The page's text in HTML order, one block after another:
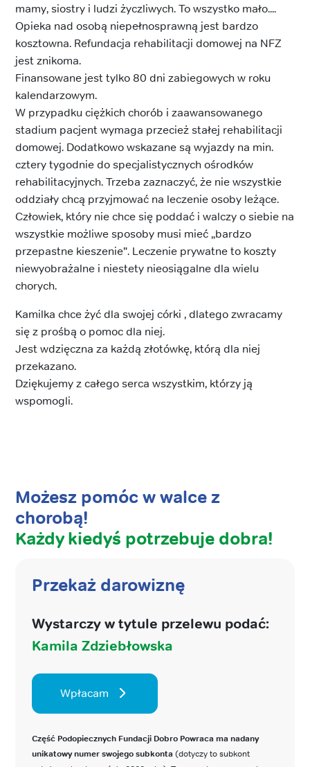
mamy, siostry i ludzi życzliwych. To wszystko mało....
Opieka nad osobą niepełnosprawną jest bardzo
kosztowna. Refundacja rehabilitacji domowej na NFZ
jest znikoma.
Finansowane jest tylko 80 dni zabiegowych w roku
kalendarzowym.
W przypadku ciężkich chorób i zaawansowanego
stadium pacjent wymaga przecież stałej rehabilitacji
domowej. Dodatkowo wskazane są wyjazdy na min.
cztery tygodnie do specjalistycznych ośrodków
rehabilitacyjnych. Trzeba zaznaczyć, że nie wszystkie
oddziały chcą przyjmować na leczenie osoby leżące.
Człowiek, który nie chce się poddać i walczy o siebie na
wszystkie możliwe sposoby musi mieć „bardzo
przepastne kieszenie”. Leczenie prywatne to koszty
niewyobrażalne i niestety nieosiągalne dla wielu
chorych.
Kamilka chce żyć dla swojej córki , dlatego zwracamy
się z prośbą o pomoc dla niej.
Jest wdzięczna za każdą złotówkę, którą dla niej
przekazano.
Dziękujemy z całego serca wszystkim, którzy ją
wspomogli.
Możesz pomóc w walce z
chorobą!
Każdy kiedyś potrzebuje dobra!
Przekaż darowiznę
Wystarczy w tytule przelewu podać:
Kamila Zdziebłowska
Wpłacam
Część Podopiecznych Fundacji Dobro Powraca ma nadany
unikatowy numer swojego subkonta (dotyczy to subkont